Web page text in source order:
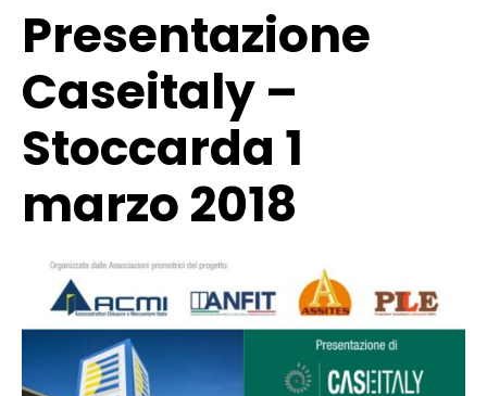
Presentazione
Caseitaly –
Stoccarda 1
marzo 2018